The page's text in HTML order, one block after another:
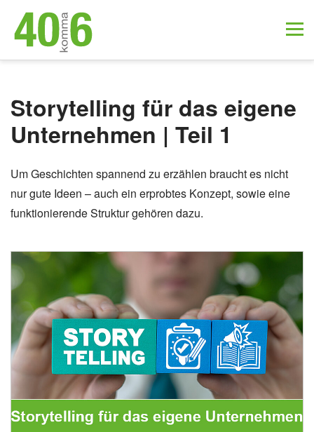
Storytelling für das eigene
Unternehmen | Teil 1
Um Geschichten spannend zu erzählen braucht es nicht
nur gute Ideen – auch ein erprobtes Konzept, sowie eine
funktionierende Struktur gehören dazu.